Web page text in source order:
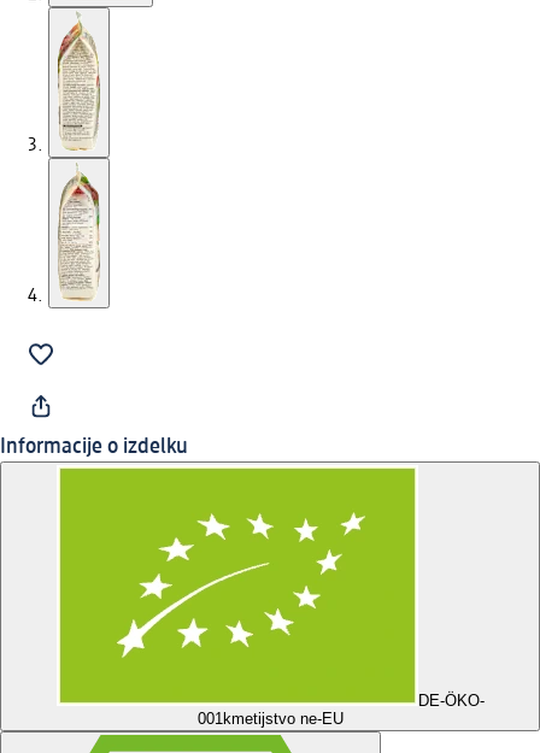
Informacije o izdelku
DE-ÖKO-
001kmetijstvo ne-EU